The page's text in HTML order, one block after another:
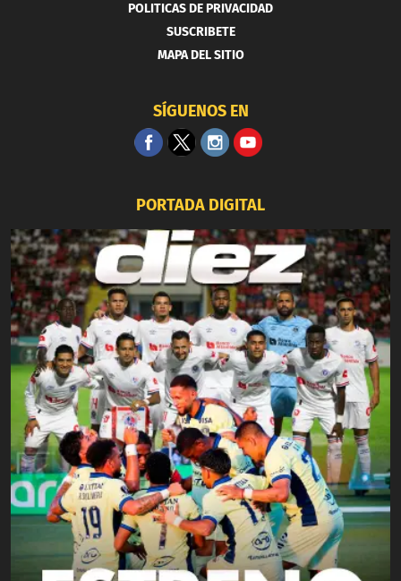
POLITICAS DE PRIVACIDAD
SUSCRIBETE
MAPA DEL SITIO
SÍGUENOS EN
PORTADA DIGITAL